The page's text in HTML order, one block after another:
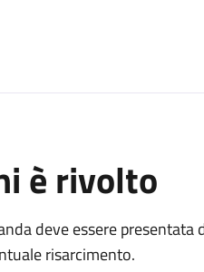
è rivolto
deve essere
risarcimento.